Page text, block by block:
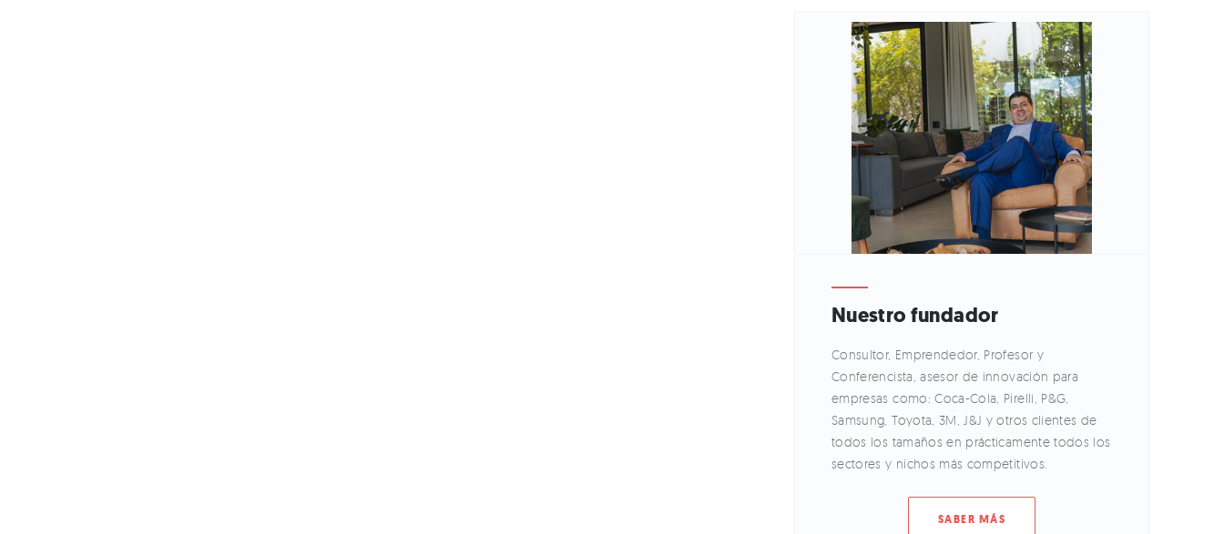
Nuestro fundador
Consultor, Emprendedor, Profesor y
Conferencista, asesor de innovación para
empresas como: Coca-Cola, Pirelli, P&G,
Samsung, Toyota, 3M, J&J y otros clientes de
todos los tamaños en prácticamente todos los
sectores y nichos más competitivos.
SABER MÁS